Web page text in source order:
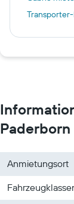
Paderborn
Anmietungsort